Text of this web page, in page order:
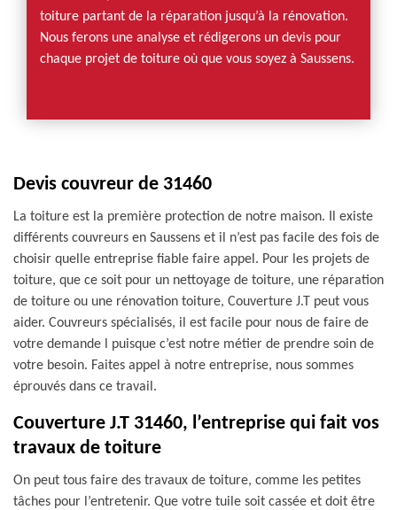
toiture partant de la réparation jusqu’à la rénovation.
Nous ferons une analyse et rédigerons un devis pour
chaque projet de toiture où que vous soyez à Saussens.
Devis couvreur de 31460
La toiture est la première protection de notre maison. Il existe
différents couvreurs en Saussens et il n’est pas facile des fois de
choisir quelle entreprise fiable faire appel. Pour les projets de
toiture, que ce soit pour un nettoyage de toiture, une réparation
de toiture ou une rénovation toiture, Couverture J.T peut vous
aider. Couvreurs spécialisés, il est facile pour nous de faire de
votre demande l puisque c’est notre métier de prendre soin de
votre besoin. Faites appel à notre entreprise, nous sommes
éprouvés dans ce travail.
Couverture J.T 31460, l’entreprise qui fait vos
travaux de toiture
On peut tous faire des travaux de toiture, comme les petites
tâches pour l’entretenir. Que votre tuile soit cassée et doit être